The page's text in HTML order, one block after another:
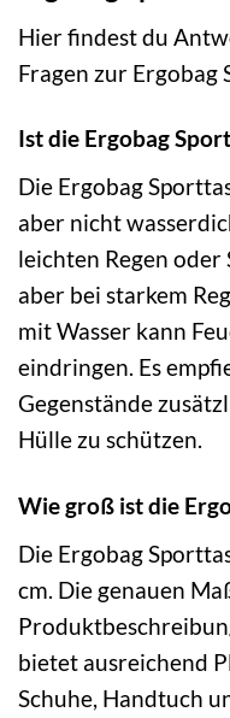
Hier findest du
Fragen zur
Ist die Ergobag
Die Ergobag
aber nicht
leichten Regen
aber bei starkem
mit Wasser kann
eindringen. Es
Gegenstände
Hülle zu schützen.
Wie groß ist die
Die Ergobag
cm. Die genauen
bietet ausreichend
Schuhe, Handtuch